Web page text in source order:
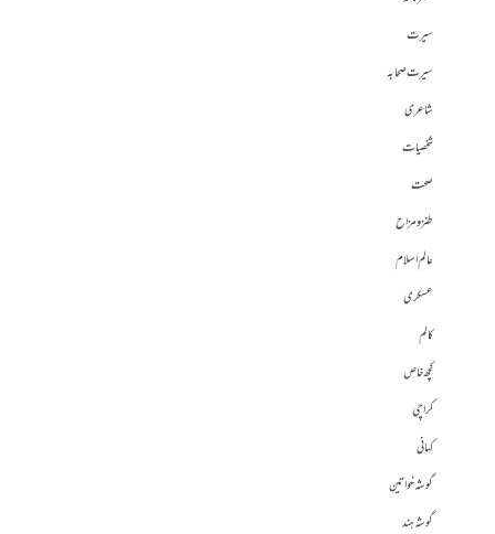
سیرت
سیرت صحابہ
شاعری
شخصیات
صحت
طنز و مزاح
عالم اسلام
عسکری
کالم
کچھ خاص
کراچی
کہانی
گوشہ خواتین
گوشہ ہند